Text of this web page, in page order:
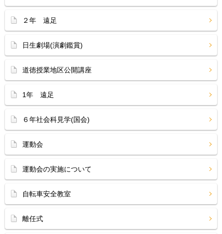
２年 遠足
日生劇場(演劇鑑賞)
道徳授業地区公開講座
1年 遠足
６年社会科見学(国会)
運動会
運動会の実施について
自転車安全教室
離任式